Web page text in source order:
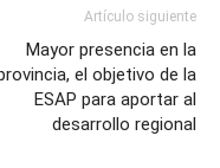
Artículo siguiente
Mayor presencia en la
el objetivo de la
ESAP para aportar al
desarrollo regional